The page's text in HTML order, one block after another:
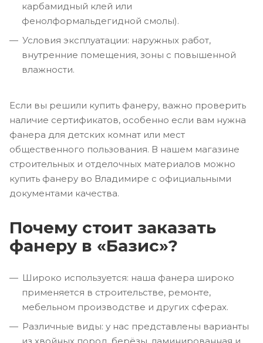
карбамидный клей или
фенолформальдегидной смолы).
Условия эксплуатации: наружных работ,
внутренние помещения, зоны с повышенной
влажности.
Если вы решили купить фанеру, важно проверить
наличие сертификатов, особенно если вам нужна
фанера для детских комнат или мест
общественного пользования. В нашем магазине
строительных и отделочных материалов можно
купить фанеру во Владимире с официальными
документами качества.
Почему стоит заказать
фанеру в «Базис»?
Широко используется: наша фанера широко
применяется в строительстве, ремонте,
мебельном производстве и других сферах.
Различные виды: у нас представлены варианты